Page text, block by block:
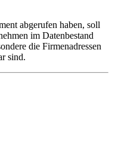
abgerufen haben, soll
im Datenbestand
die Firmenadressen
sind.